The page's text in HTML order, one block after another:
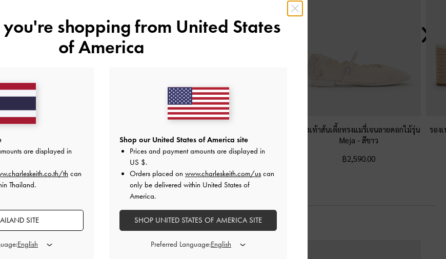
สีขาว
Kerra- สีขาว
฿2,590.00
รองเท้าส้นเตี้ยทรงแมรี่เจนลายดอกไม้รุ่น
Meja-สีขาว
฿2,590.00
รอง
สไตล์ลุคด้วย
you're shopping from United States
of America
are displayed in
th can
Thailand.
SITE
Shop our United States of America site
Prices and payment amounts are displayed in
US $.
Orders placed on www.charleskeith.com/us can
only be delivered within United States of
America.
SHOP UNITED STATES OF AMERICA SITE
Preferred Language: